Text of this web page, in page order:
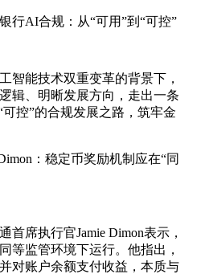
行AI合规：从“可用”到“可控”
智能技术双重变革的背景下，
辑、明晰发展方向，走出一条
可控”的合规发展之路，筑牢金
：稳定币奖励机制应在“同
首席执行官Jamie Dimon表示，
等监管环境下运行。他指出，
对账户余额支付收益，本质与